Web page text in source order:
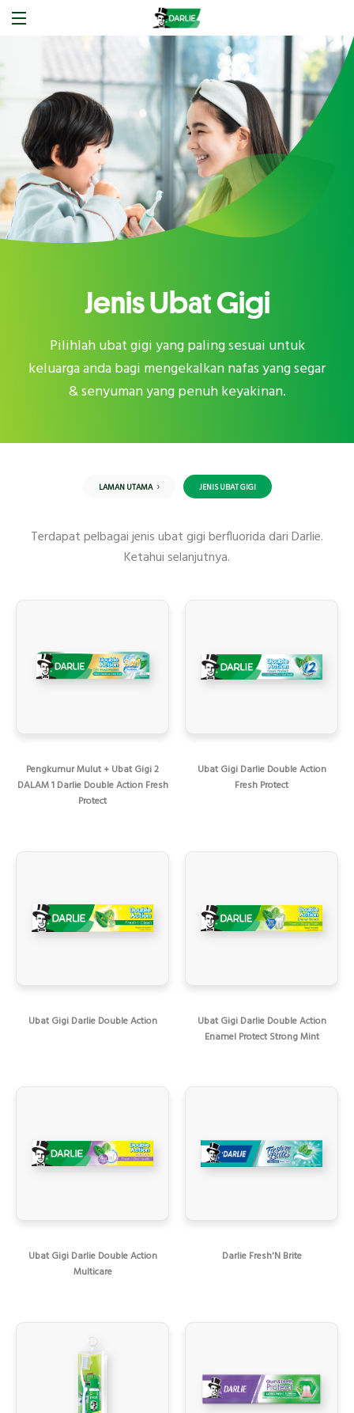
Jenis Ubat Gigi
Pilihlah ubat gigi yang paling sesuai untuk
keluarga anda bagi mengekalkan nafas yang segar
& senyuman yang penuh keyakinan.
LAMAN UTAMA JENIS UBAT GIGI
Terdapat pelbagai jenis ubat gigi berfluorida dari Darlie.
Ketahui selanjutnya.
Pengkumur Mulut + Ubat Gigi 2
DALAM 1 Darlie Double Action Fresh
Protect
Ubat Gigi Darlie Double Action
Fresh Protect
Ubat Gigi Darlie Double Action
Ubat Gigi Darlie Double Action
Enamel Protect Strong Mint
Ubat Gigi Darlie Double Action
Multicare
Darlie Fresh'N Brite